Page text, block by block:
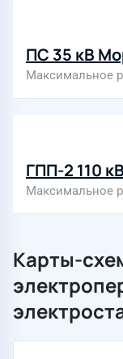
ПС 35 кВ
Максимальное
ГПП-2 110
Максимальное
Карты-